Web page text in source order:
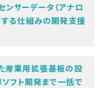
サーデータ（アナロ
する仕組みの開発支援
業用拡張基板の設
フト開発まで一括で